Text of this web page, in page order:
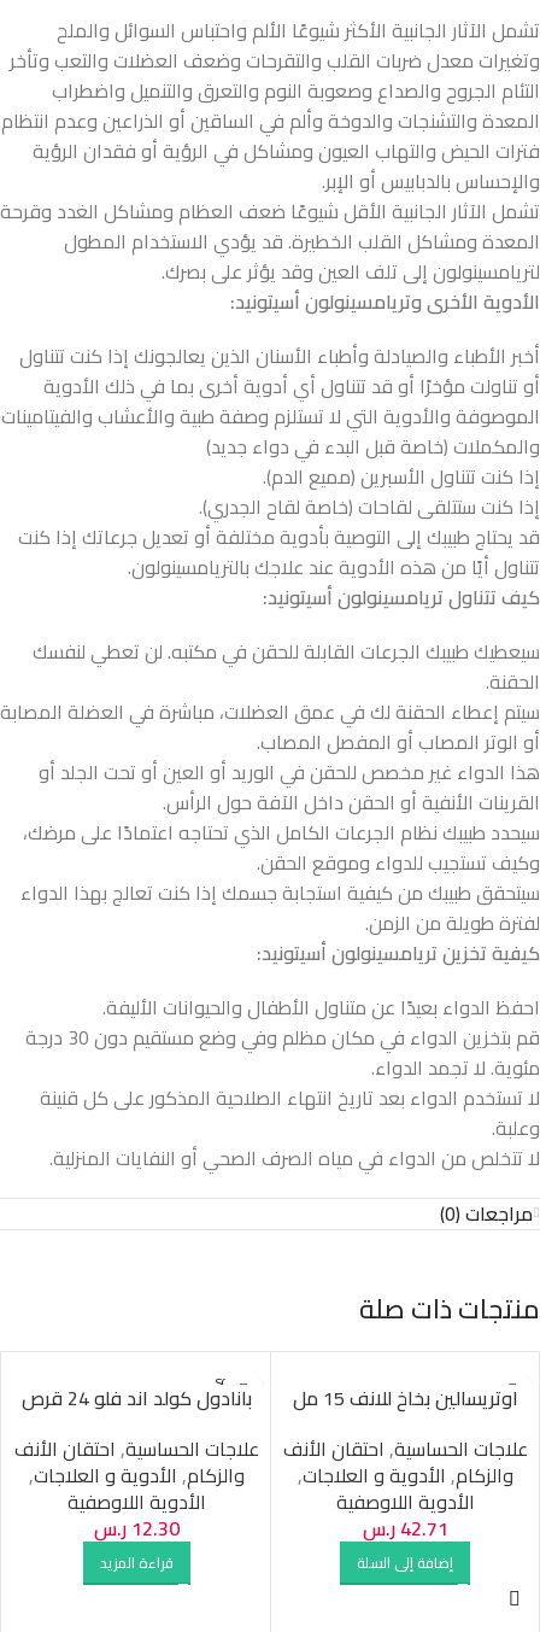
تشمل الآثار الجانبية الأكثر شيوعًا الألم واحتباس السوائل والملح
وتغيرات معدل ضربات القلب والتقرحات وضعف العضلات والتعب وتأخر
التئام الجروح والصداع وصعوبة النوم والتعرق والتنميل واضطراب
المعدة والتشنجات والدوخة وألم في الساقين أو الذراعين وعدم انتظام
فترات الحيض والتهاب العيون ومشاكل في الرؤية أو فقدان الرؤية
والإحساس بالدبابيس أو الإبر.
تشمل الآثار الجانبية الأقل شيوعًا ضعف العظام ومشاكل الغدد وقرحة
المعدة ومشاكل القلب الخطيرة. قد يؤدي الاستخدام المطول
لتريامسينولون إلى تلف العين وقد يؤثر على بصرك.
الأدوية الأخرى وتريامسينولون أسيتونيد:
أخبر الأطباء والصيادلة وأطباء الأسنان الذين يعالجونك إذا كنت تتناول
أو تناولت مؤخرًا أو قد تتناول أي أدوية أخرى بما في ذلك الأدوية
الموصوفة والأدوية التي لا تستلزم وصفة طبية والأعشاب والفيتامينات
والمكملات (خاصة قبل البدء في دواء جديد)
إذا كنت تتناول الأسبرين (مميع الدم).
إذا كنت ستتلقى لقاحات (خاصة لقاح الجدري).
قد يحتاج طبيبك إلى التوصية بأدوية مختلفة أو تعديل جرعاتك إذا كنت
تتناول أيًا من هذه الأدوية عند علاجك بالتريامسينولون.
كيف تتناول تريامسينولون أسيتونيد:
سيعطيك طبيبك الجرعات القابلة للحقن في مكتبه. لن تعطي لنفسك
الحقنة.
سيتم إعطاء الحقنة لك في عمق العضلات، مباشرة في العضلة المصابة
أو الوتر المصاب أو المفصل المصاب.
هذا الدواء غير مخصص للحقن في الوريد أو العين أو تحت الجلد أو
القرينات الأنفية أو الحقن داخل الآفة حول الرأس.
سيحدد طبيبك نظام الجرعات الكامل الذي تحتاجه اعتمادًا على مرضك،
وكيف تستجيب للدواء وموقع الحقن.
سيتحقق طبيبك من كيفية استجابة جسمك إذا كنت تعالج بهذا الدواء
لفترة طويلة من الزمن.
كيفية تخزين تريامسينولون أسيتونيد:
احفظ الدواء بعيدًا عن متناول الأطفال والحيوانات الأليفة.
قم بتخزين الدواء في مكان مظلم وفي وضع مستقيم دون 30 درجة
مئوية. لا تجمد الدواء.
لا تستخدم الدواء بعد تاريخ انتهاء الصلاحية المذكور على كل قنينة
وعلبة.
لا تتخلص من الدواء في مياه الصرف الصحي أو النفايات المنزلية.
مراجعات (0)
منتجات ذات صلة
اوتريسالين بخاخ للانف 15 مل
علاجات الحساسية, احتقان الأنف
والزكام, الأدوية و العلاجات,
الأدوية اللاوصفية
42.71ر.س
إضافة إلى السلة
SOLD O
UT
بانادول كولد اند فلو 24 قرص
علاجات الحساسية, احتقان الأنف
والزكام, الأدوية و العلاجات,
الأدوية اللاوصفية
12.30 ر.س
قراءة المزيد